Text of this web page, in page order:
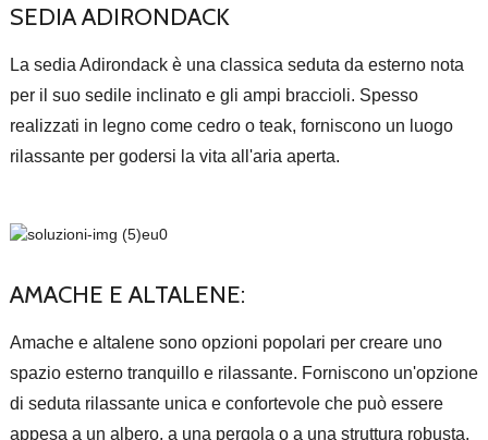
SEDIA ADIRONDACK
La sedia Adirondack è una classica seduta da esterno nota
per il suo sedile inclinato e gli ampi braccioli. Spesso
realizzati in legno come cedro o teak, forniscono un luogo
rilassante per godersi la vita all'aria aperta.
AMACHE E ALTALENE:
Amache e altalene sono opzioni popolari per creare uno
spazio esterno tranquillo e rilassante. Forniscono un'opzione
di seduta rilassante unica e confortevole che può essere
appesa a un albero, a una pergola o a una struttura robusta.